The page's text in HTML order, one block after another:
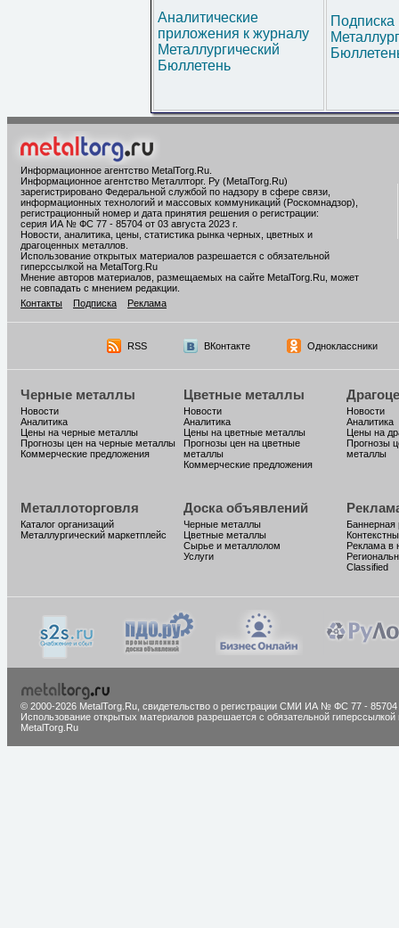
Аналитические
приложения к журналу
Металлургический
Бюллетень
Информационное агентство MetalTorg.Ru
Информационное агентство Металлторг. Ру (MetalTorg.Ru)
зарегистрировано Федеральной службой по надзору в сфере связи,
информационных технологий и массовых коммуникаций (Роскомнадзор),
регистрационный номер и дата принятия решения о регистрации:
серия ИА № ФС 77 - 85704 от 03 августа 2023 г.
Новости, аналитика, цены, статистика рынка черных, цветных и
драгоценных металлов.
Использование открытых материалов разрешается с обязательной
гиперссылкой на MetalTorg.Ru
Мнение авторов материалов, размещаемых на сайте MetalTorg.Ru, может
не совпадать с мнением редакции.
Контакты
Подписка Реклама
RSS ВКонтакте Одноклассники
Черные металлы
Новости
Аналитика
Цены на черные металлы
Прогнозы цен на черные металлы
Коммерческие предложения
Цветные металлы
Новости
Аналитика
Цены на цветные металлы
Прогнозы цен на цветные
металлы
Коммерческие предложения
Новости
Аналитика
Цены на
Прогнозы
металлы
Металлоторговля
Каталог организаций
Металлургический маркетплейс
Доска объявлений
Черные металлы
Цветные металлы
Сырье и металлолом
Услуги
Баннерная
Реклама в
Classified
© 2000-2026 MetalTorg.Ru, cвидетельство о регистрации СМИ ИА № ФС 77 - 85704
Использование открытых материалов разрешается с обязательной гиперссылкой
MetalTorg.Ru